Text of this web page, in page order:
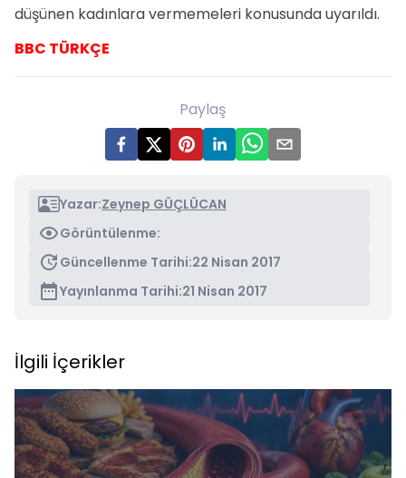
düşünen kadınlara vermemeleri konusunda uyarıldı.
BBC TÜRKÇE
Paylaş
Yazar:Zeynep GÜÇLÜCAN
Görüntülenme:
Güncellenme Tarihi:22 Nisan 2017
Yayınlanma Tarihi:21 Nisan 2017
İlgili İçerikler